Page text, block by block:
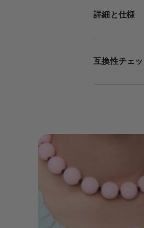
詳細と仕様
互換性チェ